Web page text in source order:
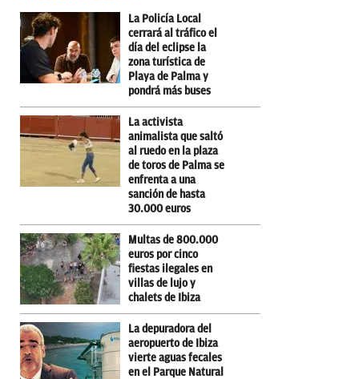
La Policía Local
cerrará al tráfico el
día del eclipse la
zona turística de
Playa de Palma y
pondrá más buses
La activista
animalista que saltó
al ruedo en la plaza
de toros de Palma se
enfrenta a una
sanción de hasta
30.000 euros
Multas de 800.000
euros por cinco
fiestas ilegales en
villas de lujo y
chalets de Ibiza
La depuradora del
aeropuerto de Ibiza
vierte aguas fecales
en el Parque Natural